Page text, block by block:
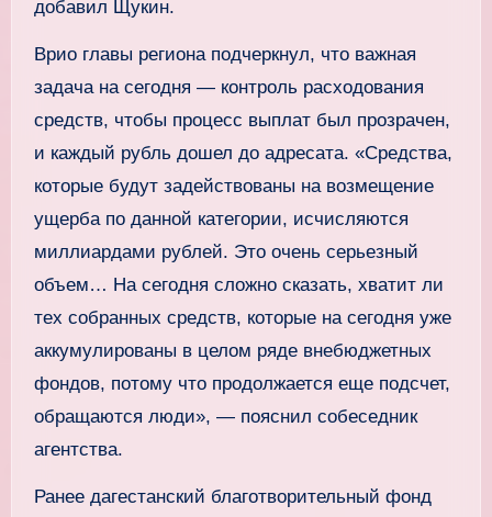
добавил Щукин.
Врио главы региона подчеркнул, что важная
задача на сегодня — контроль расходования
средств, чтобы процесс выплат был прозрачен,
и каждый рубль дошел до адресата. «Средства,
которые будут задействованы на возмещение
ущерба по данной категории, исчисляются
миллиардами рублей. Это очень серьезный
объем… На сегодня сложно сказать, хватит ли
тех собранных средств, которые на сегодня уже
аккумулированы в целом ряде внебюджетных
фондов, потому что продолжается еще подсчет,
обращаются люди», — пояснил собеседник
агентства.
Ранее дагестанский благотворительный фонд